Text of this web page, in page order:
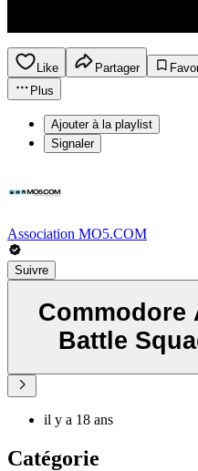
Like Partager
Plus
Ajouter à la playlist
Signaler
Association MO5.COM
Suivre
Commodore
Battle
il y a 18 ans
Catégorie